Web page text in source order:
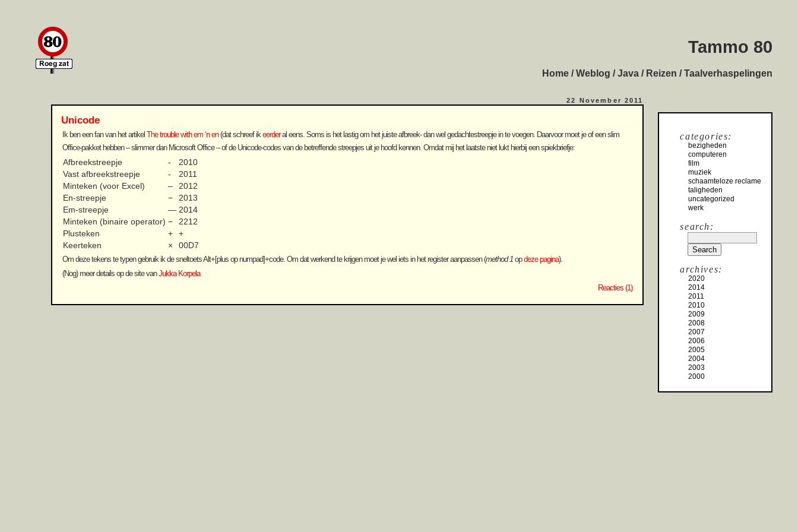
Tammo 80
Home/ Weblog / Java/ Reizen / Taalverhaspelingen
22 November 2011
Unicode
Ik ben een fan van het artikel The trouble with em ‘n en(dat schreef ik eerderal eens. Soms is het lastig om het juiste afbreek- dan wel gedachtestreepje in te voegen. Daarvoor moet je of een slim
Office-pakket hebben – slimmer dan Microsoft Office – of de Unicode-codes van de betreffende streepjes uit je hoofd kennen. Omdat mij het laatste niet lukt hierbij een spiekbriefje:
Afbreekstreepje ‐
2010
Vast afbreekstreepje
‑
2011
Minteken (voor Excel)
‒
2012
En-streepje
−
2013
Em-streepje
— 2014
Minteken (binaire operator) −
2212
Plusteken
+
+
Keerteken
× 00D7
Om deze tekens te typen gebruik ik de sneltoets Alt+[plus op numpad]+code. Om dat werkend te krijgen moet je wel iets in het register aanpassen (method 1opdeze pagina).
(Nog) meer details op de site vanJukka Korpela
Reacties (1)
categories:
bezigheden
computeren
film
muziek
schaamteloze reclame
taligheden
uncategorized
werk
search:
archives:
2020
2014
2011
2010
2009
2008
2007
2006
2005
2004
2003
2000